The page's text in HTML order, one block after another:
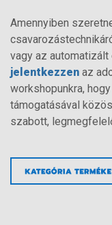
Amennyiben
vagy az
jelentkezzen az
workshopunkra,
támogatásával
szabott,